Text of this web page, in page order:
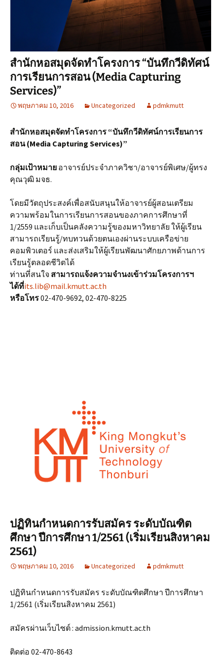
สำนักหอสมุดจัดทำโครงการ “บันทึกวีดิทัศน์
การเรียนการสอน (Media Capturing
Services)”
พฤษภาคม 10, 2016 Uncategorized pdmkmutt
สำนักหอสมุดจัดทำโครงการ “บันทึกวีดิทัศน์การเรียนการ
สอน (Media Capturing Services)”
กลุ่มเป้าหมาย อาจารย์ประจำภาควิชา/อาจารย์พิเศษ/ผู้ทรง
คุณวุฒิ มจธ.
โดยมีวัตถุประสงค์เพื่อสนับสนุนให้อาจารย์ผู้สอนเตรียม
ความพร้อมในการเรียนการสอนของภาคการศึกษาที่
1/2559 และเก็บเป็นคลังความรู้ของมหาวิทยาลัย ให้ผู้เรียน
สามารถเรียนรู้/ทบทวนด้วยตนเองผ่านระบบเครือข่าย
คอมพิวเตอร์ และส่งเสริมให้ผู้เรียนพัฒนาศักยภาพด้านการ
เรียนรู้ตลอดชีวิตได้
ท่านที่สนใจ สามารถแจ้งความจำนงเข้าร่วมโครงการฯ
ได้ที่its.lib@mail.kmutt.ac.th
หรือโทร02-470-9692, 02-470-8225
ปฏิทินกำหนดการรับสมัคร ระดับบัณฑิต
ศึกษา ปีการศึกษา 1/2561 (เริ่มเรียนสิงหาคม
2561)
พฤษภาคม 10, 2016 Uncategorized pdmkmutt
ปฏิทินกำหนดการรับสมัคร ระดับบัณฑิตศึกษา ปีการศึกษา
1/2561 (เริ่มเรียนสิงหาคม 2561)
สมัครผ่านเว็บไซต์ : admission.kmutt.ac.th
ติดต่อ 02-470-8643